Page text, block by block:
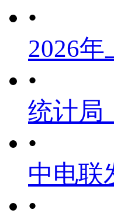
•
2026
•
统计局
•
中电联
•